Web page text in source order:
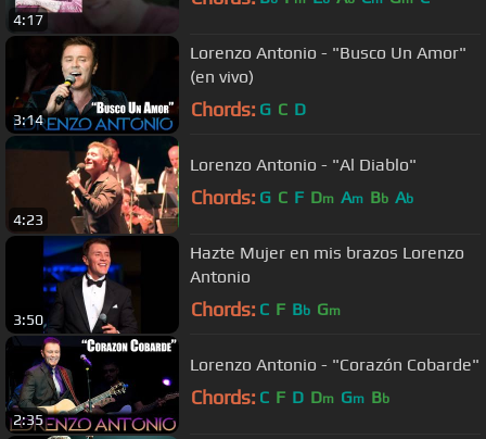
4:17
3:14
Lorenzo Antonio - "Busco Un Amor"
(en vivo)
Chords: G C D
4:23
Lorenzo Antonio - "Al Diablo"
Chords: G C F Dm Am Bb Ab
3:50
Hazte Mujer en mis brazos Lorenzo
Antonio
Chords: C F Bb Gm
2:35
Lorenzo Antonio - "Corazón Cobarde"
Chords: C F D Dm Gm Bb